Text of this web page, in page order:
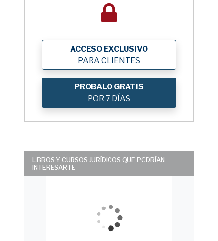
ACCESO EXCLUSIVO
PARA CLIENTES
PROBALO GRATIS
POR 7 DÍAS
LIBROS Y CURSOS JURÍDICOS QUE PODRÍAN
INTERESARTE